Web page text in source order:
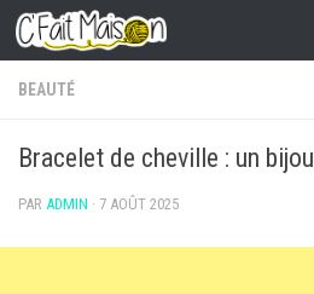
Skip to content
BEAUTÉ
Bracelet de cheville : un
PAR ADMIN · 7 AOÛT 2025